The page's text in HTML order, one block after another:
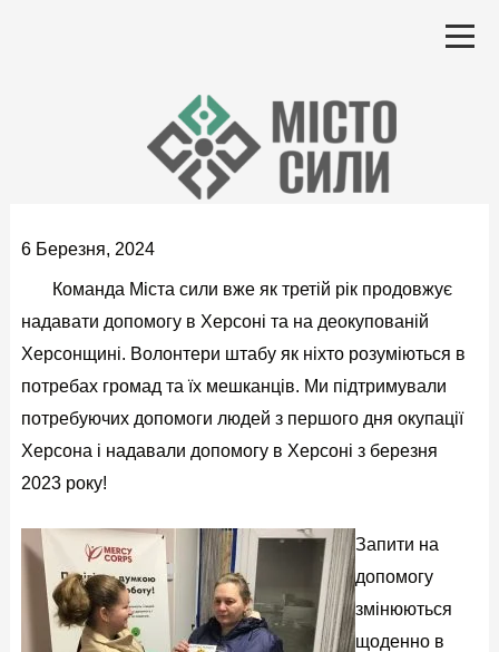
6 Березня, 2024
Команда Міста сили вже як третій рік продовжує
надавати допомогу в Херсоні та на деокупованій
Херсонщині. Волонтери штабу як ніхто розуміються в
потребах громад та їх мешканців. Ми підтримували
потребуючих допомоги людей з першого дня окупації
Херсона і надавали допомогу в Херсоні з березня
2023 року!
Запити на
допомогу
змінюються
щоденно в